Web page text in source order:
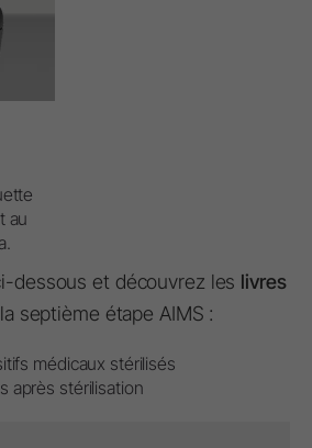
au
dessous et découvrez les livres
septième étape AIMS :
médicaux stérilisés
après stérilisation